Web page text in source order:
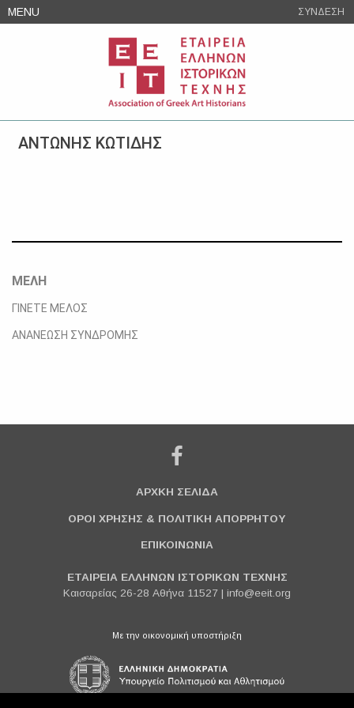
Skip
to
MENU ΣΥΝΔΕΣΗ
ΑΝΤΩΝΗΣ ΚΩΤΙΔΗΣ
ΜΕΛΗ
ΓΙΝΕΤΕ ΜΕΛΟΣ
ΑΝΑΝΕΩΣΗ ΣΥΝΔΡΟΜΗΣ
ΑΡΧΚΗ ΣΕΛΙΔΑ
ΟΡΟΙ ΧΡΗΣΗΣ & ΠΟΛΙΤΙΚΗ ΑΠΟΡΡΗΤΟΥ
ΕΠΙΚΟΙΝΩΝΙΑ
ΕΤΑΙΡΕΙΑ ΕΛΛΗΝΩΝ ΙΣΤΟΡΙΚΩΝ ΤΕΧΝΗΣ
Καισαρείας 26-28 Αθήνα 11527 | info@eeit.org
Με την οικονομική υποστήριξη